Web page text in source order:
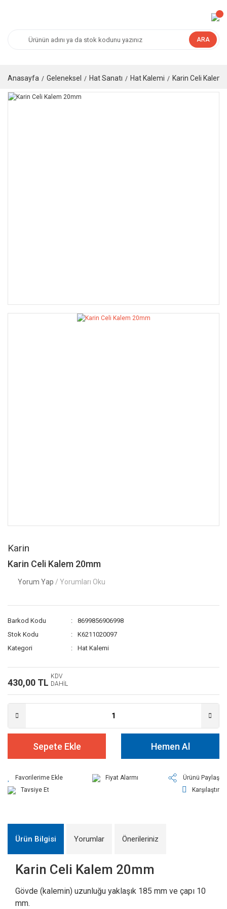
ARA
Anasayfa Geleneksel Hat Sanatı Hat Kalemi Karin Celi Kalem
Karin
Karin Celi Kalem 20mm
Yorum Yap / Yorumları Oku
Barkod Kodu
8699856906998
Stok Kodu
K6211020097
Kategori
Hat Kalemi
430,00 TL
KDV
DAHİL
Sepete Ekle Hemen Al
Fiyat Alarmı
Ürünü Paylaş
Tavsiye Et
Karşılaştır
Ürün Bilgisi Yorumlar Önerileriniz
Karin Celi Kalem 20mm
Gövde (kalemin) uzunluğu yaklaşık 185 mm ve çapı 10
mm.